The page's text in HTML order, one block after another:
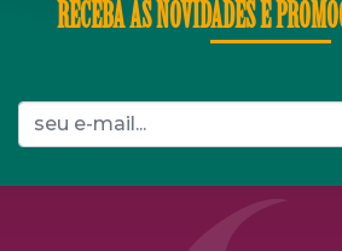
RECEBA AS NOVIDADES E